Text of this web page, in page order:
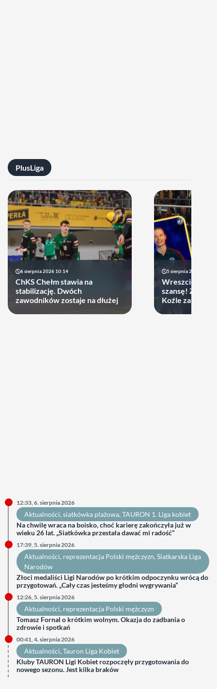
PlusLiga
6 sierpnia 2026 10:14
ChKS Chełm stawia na
stabilizację. Dwóch
zawodników zostaje na dłużej
5 sierpnia 2026 20:47
Wreszcie
szansę!
Koźle
12:33, 6. sierpnia 2026
Aktualności, siatkówka plażowa, TAURON 1. Liga kobiet
Na chwilę wraca na boisko, choć karierę zakończyła już w
wieku 26 lat. „Siatkówka przestała dawać mi radość”
17:39, 5. sierpnia 2026
Aktualności, reprezentacja Polski mężczyzn, Siatkarska Liga
Narodów
Złoci medaliści Ligi Narodów po krótkim odpoczynku wrócą do
przygotowań. „Cały czas jesteśmy głodni wygrywania”
12:26, 5. sierpnia 2026
Aktualności, reprezentacja Polski mężczyzn
Tomasz Fornal o krótkim wolnym. Okazja do zadbania o
zdrowie i spotkań
00:41, 4. sierpnia 2026
Aktualności, Tauron Liga Kobiet
Kluby TAURON Ligi Kobiet rozpoczęły przygotowania do
nowego sezonu. Jest kilka braków